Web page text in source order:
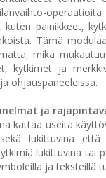
kuten painikkeet,
Tämä
mikä
kytkimet ja
ohjauspaneeleissa.
ja
kattaa useita
lukittuvina että
lukittuvina tai
ja teksteillä